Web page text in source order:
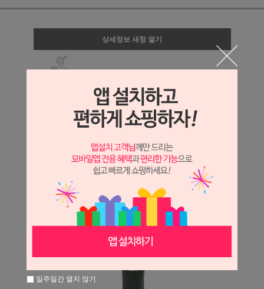
상세정보 새창 열기
일주일간 열지 않기